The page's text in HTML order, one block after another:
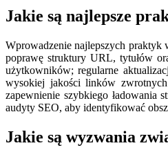
Jakie są najlepsze
Wprowadzenie najlepszych praktyk
poprawę struktury URL, tytułów
użytkowników; regularne
wysokiej jakości linków
zapewnienie szybkiego ładowania
audyty SEO, aby identyfikować
Jakie są wyzwania